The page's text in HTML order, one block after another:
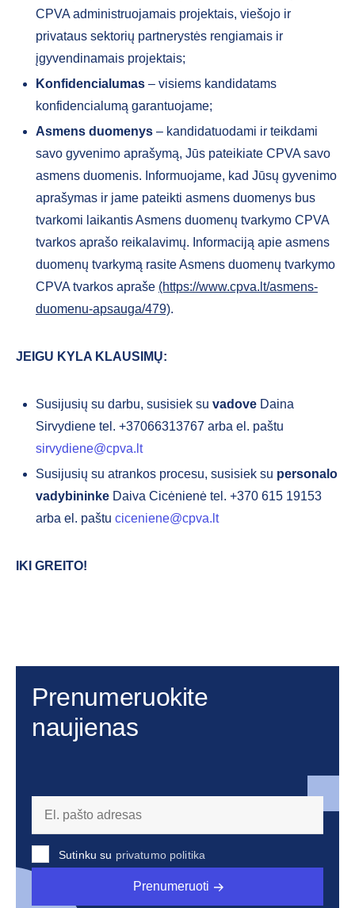
CPVA administruojamais projektais, viešojo ir
privataus sektorių partnerystės rengiamais ir
įgyvendinamais projektais;
Konfidencialumas – visiems kandidatams
konfidencialumą garantuojame;
Asmens duomenys – kandidatuodami ir teikdami
savo gyvenimo aprašymą, Jūs pateikiate CPVA savo
asmens duomenis. Informuojame, kad Jūsų gyvenimo
aprašymas ir jame pateikti asmens duomenys bus
tvarkomi laikantis Asmens duomenų tvarkymo CPVA
tvarkos aprašo reikalavimų. Informaciją apie asmens
duomenų tvarkymą rasite Asmens duomenų tvarkymo
CPVA tvarkos apraše (https://www.cpva.lt/asmens-
duomenu-apsauga/479).
JEIGU KYLA KLAUSIMŲ:
Susijusių su darbu, susisiek su vadove Daina
Sirvydiene tel. +37066313767 arba el. paštu
sirvydiene@cpva.lt
Susijusių su atrankos procesu, susisiek su personalo
vadybininke Daiva Cicėnienė tel. +370 615 19153
arba el. paštu ciceniene@cpva.lt
IKI GREITO!
Prenumeruokite
naujienas
Sutinku su privatumo politika
Prenumeruoti